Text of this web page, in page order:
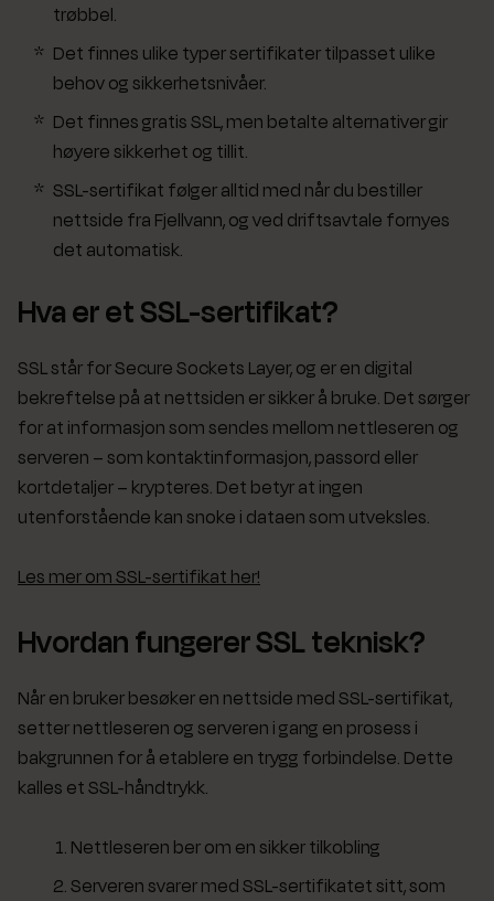
trøbbel.
Det finnes ulike typer sertifikater tilpasset ulike
behov og sikkerhetsnivåer.
Det finnes gratis SSL, men betalte alternativer gir
høyere sikkerhet og tillit.
SSL-sertifikat følger alltid med når du bestiller
nettside fra Fjellvann, og ved driftsavtale fornyes
det automatisk.
Hva er et SSL-sertifikat?
SSL står for Secure Sockets Layer, og er en digital
bekreftelse på at nettsiden er sikker å bruke. Det sørger
for at informasjon som sendes mellom nettleseren og
serveren – som kontaktinformasjon, passord eller
kortdetaljer – krypteres. Det betyr at ingen
utenforstående kan snoke i dataen som utveksles.
Les mer om SSL-sertifikat her!
Hvordan fungerer SSL teknisk?
Når en bruker besøker en nettside med SSL-sertifikat,
setter nettleseren og serveren i gang en prosess i
bakgrunnen for å etablere en trygg forbindelse. Dette
kalles et SSL-håndtrykk.
Nettleseren ber om en sikker tilkobling
Serveren svarer med SSL-sertifikatet sitt, som